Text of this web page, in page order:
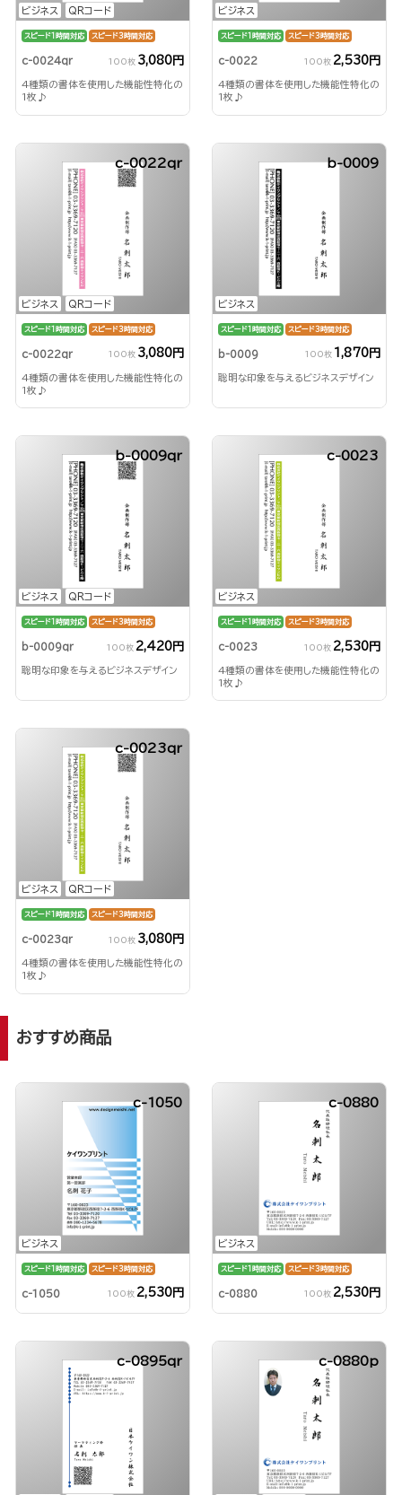
ビジネス QRコード
スピード1時間対応 スピード3時間対応
c-0024qr 100枚 3,080円
4種類の書体を使用した機能性特化の
1枚♪
ビジネス
スピード1時間対応 スピード3時間対応
c-0022 100枚 2,530円
4種類の書体を使用した機能性特化の
1枚♪
ビジネス QRコード
c-0022qr
スピード1時間対応 スピード3時間対応
c-0022qr 100枚 3,080円
4種類の書体を使用した機能性特化の
1枚♪
ビジネス
b-0009
スピード1時間対応 スピード3時間対応
b-0009 100枚 1,870円
聡明な印象を与えるビジネスデザイン
ビジネス QRコード
b-0009qr
スピード1時間対応 スピード3時間対応
b-0009qr 100枚 2,420円
聡明な印象を与えるビジネスデザイン
ビジネス
c-0023
スピード1時間対応 スピード3時間対応
c-0023 100枚 2,530円
4種類の書体を使用した機能性特化の
1枚♪
ビジネス QRコード
c-0023qr
スピード1時間対応 スピード3時間対応
c-0023qr 100枚 3,080円
4種類の書体を使用した機能性特化の
1枚♪
おすすめ商品
ビジネス
c-1050
スピード1時間対応 スピード3時間対応
c-1050 100枚 2,530円
ビジネス
c-0880
スピード1時間対応 スピード3時間対応
c-0880 100枚 2,530円
c-0895qr c-0880p